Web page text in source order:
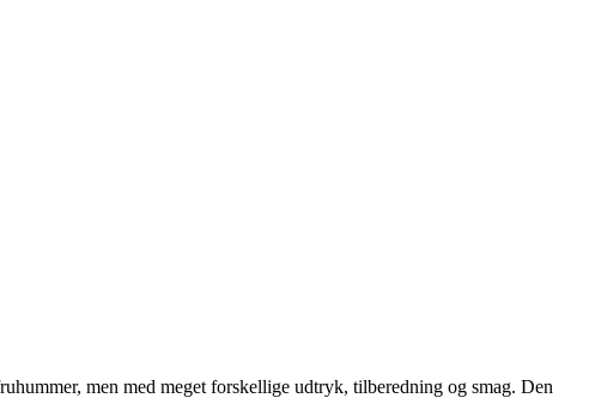
men med meget forskellige udtryk, tilberedning og smag. Den